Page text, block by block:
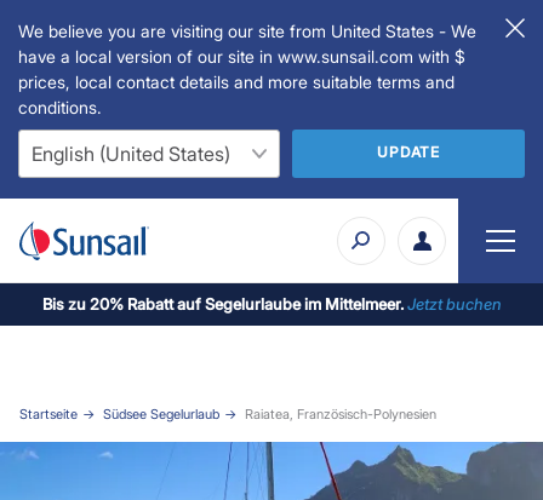
We believe you are visiting our site from United States - We
have a local version of our site in www.sunsail.com with $
prices, local contact details and more suitable terms and
conditions.
UPDATE
Bis zu 20% Rabatt auf Segelurlaube im Mittelmeer.Jetzt buchen
Startseite Südsee Segelurlaub Raiatea, Französisch-Polynesien